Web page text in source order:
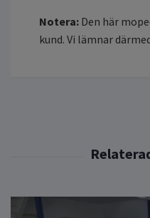
Notera: Den här
kund. Vi lämnar